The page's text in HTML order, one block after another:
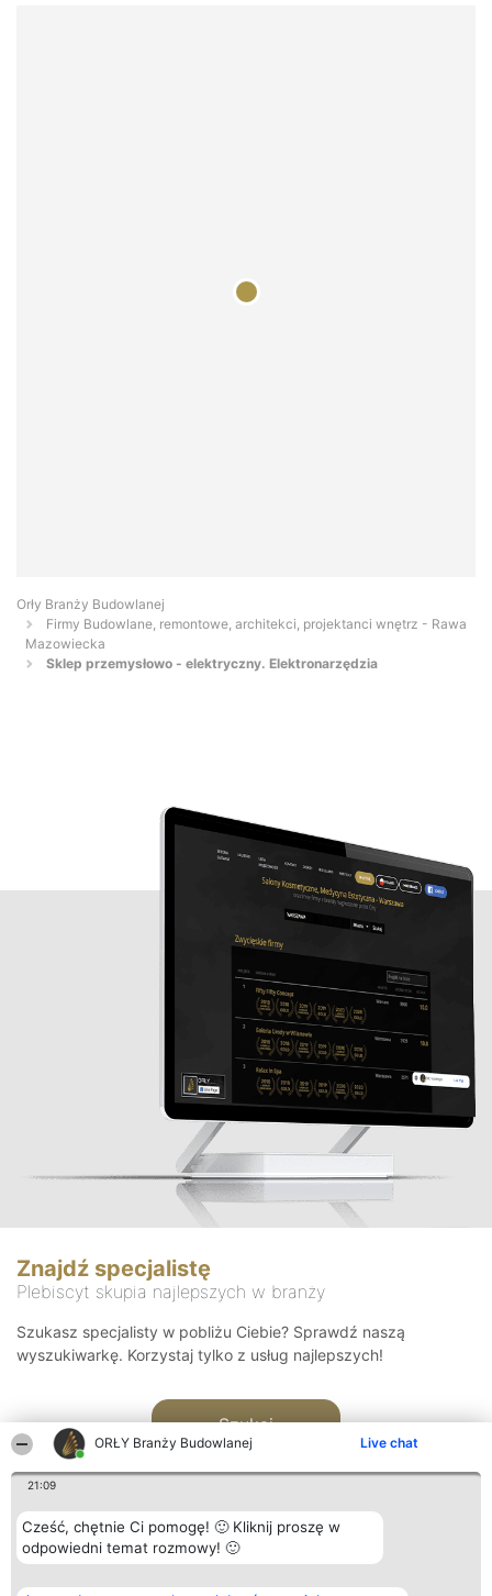
ORŁY Branży Budowlanej Live chat
21:09
Cześć, chętnie Ci pomogę! 🙂 Kliknij proszę w
odpowiedni temat rozmowy! 🙂
Orły Branży Budowlanej
Firmy Budowlane, remontowe, architekci, projektanci wnętrz - Rawa
Mazowiecka
Sklep przemysłowo - elektryczny. Elektronarzędzia
Znajdź specjalistę
Plebiscyt skupia najlepszych w branży
Szukasz specjalisty w pobliżu Ciebie? Sprawdź naszą
wyszukiwarkę. Korzystaj tylko z usług najlepszych!
Szukaj
Organizator plebiscytu Plebiscyt Kontakt